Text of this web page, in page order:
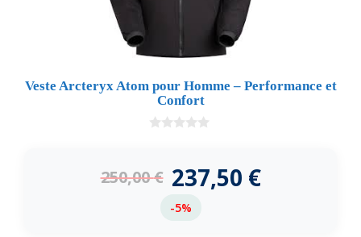
Veste Arcteryx Atom pour Homme – Performance et
Confort
5
250,00€ 237,50 €
-5%